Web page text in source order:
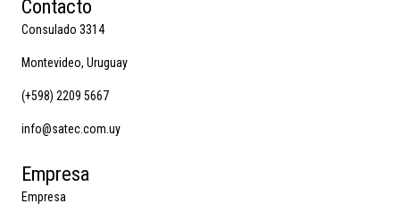
Contacto
Consulado 3314
Montevideo, Uruguay
(+598) 2209 5667
info@satec.com.uy
Empresa
Empresa